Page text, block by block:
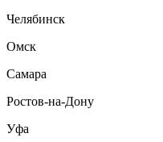
Челябинск
Омск
Самара
Ростов-на-Дону
Уфа